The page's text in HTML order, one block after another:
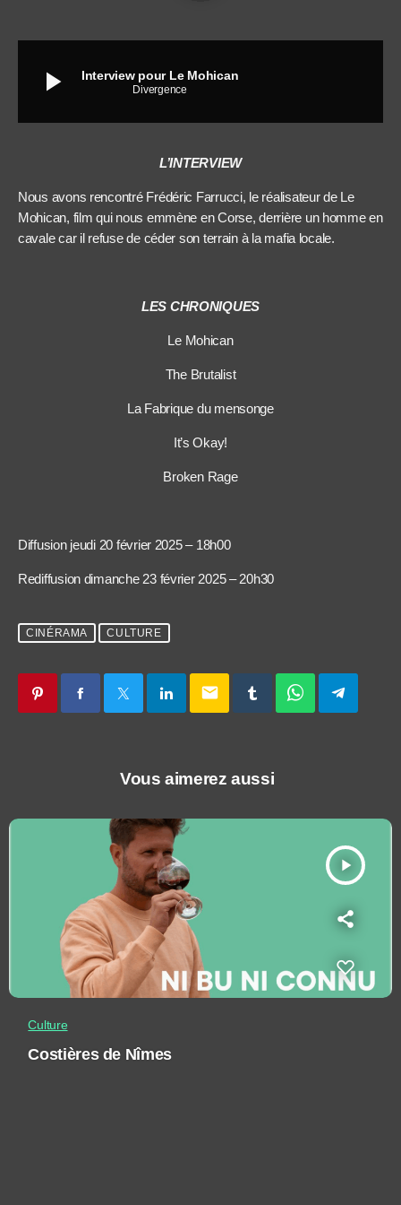
play_arrow Interview pour Le Mohican
Divergence
L’INTERVIEW
Nous avons rencontré Frédéric Farrucci, le réalisateur de Le
Mohican, film qui nous emmène en Corse, derrière un homme en
cavale car il refuse de céder son terrain à la mafia locale.
LES CHRONIQUES
Le Mohican
The Brutalist
La Fabrique du mensonge
It’s Okay!
Broken Rage
Diffusion jeudi 20 février 2025 – 18h00
Rediffusion dimanche 23 février 2025 – 20h30
CINÉRAMA CULTURE
email
Vous aimerez aussi
play_arrow
Culture
Costières de Nîmes